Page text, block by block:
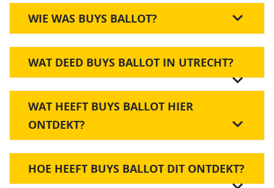
WIE WAS BUYS BALLOT?
WAT DEED BUYS BALLOT IN UTRECHT?
WAT HEEFT BUYS BALLOT HIER
ONTDEKT?
HOE HEEFT BUYS BALLOT DIT ONTDEKT?